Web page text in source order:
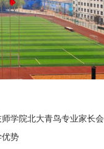
学院北大青鸟专业家长会
优势